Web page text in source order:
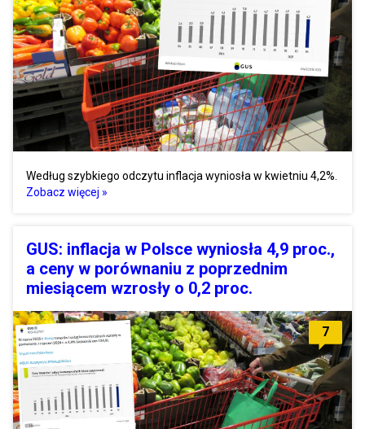
Według szybkiego odczytu inflacja wyniosła w kwietniu 4,2%.
Zobacz więcej »
GUS: inflacja w Polsce wyniosła 4,9 proc.,
a ceny w porównaniu z poprzednim
miesiącem wzrosły o 0,2 proc.
7